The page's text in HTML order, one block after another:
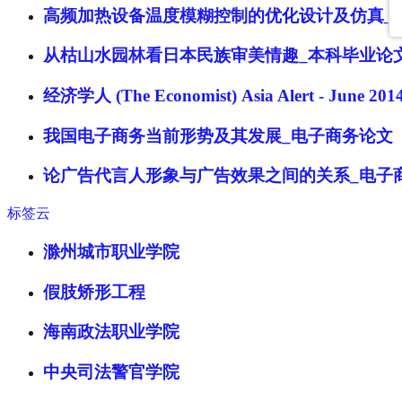
高频加热设备温度模糊控制的优化设计及仿真_
从枯山水园林看日本民族审美情趣_本科毕业论
经济学人 (The Economist) Asia Alert - June
我国电子商务当前形势及其发展_电子商务论文
论广告代言人形象与广告效果之间的关系_电子
标签云
滁州城市职业学院
假肢矫形工程
海南政法职业学院
中央司法警官学院